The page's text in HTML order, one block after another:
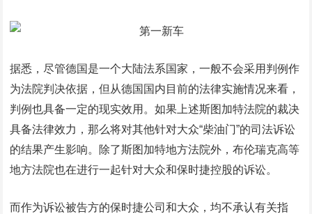
据悉，尽管德国是一个大陆法系国家，一般不会采用判例作
为法院判决依据，但从德国国内目前的法律实施情况来看，
判例也具备一定的现实效用。如果上述斯图加特法院的裁决
具备法律效力，那么将对其他针对大众“柴油门”的司法诉讼
的结果产生影响。除了斯图加特地方法院外，布伦瑞克高等
地方法院也在进行一起针对大众和保时捷控股的诉讼。
而作为诉讼被告方的保时捷公司和大众，均不承认有关指